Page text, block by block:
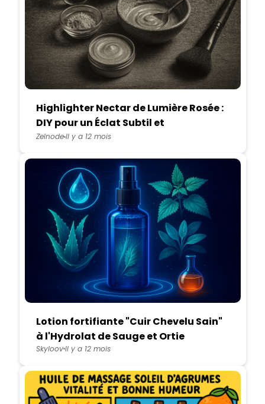
Highlighter Nectar de Lumière Rosée :
DIY pour un Éclat Subtil et
Romantique
ZelnodeIl y a 12 mois
Lotion fortifiante "Cuir Chevelu Sain"
à l'Hydrolat de Sauge et Ortie
SkyloovIl y a 12 mois